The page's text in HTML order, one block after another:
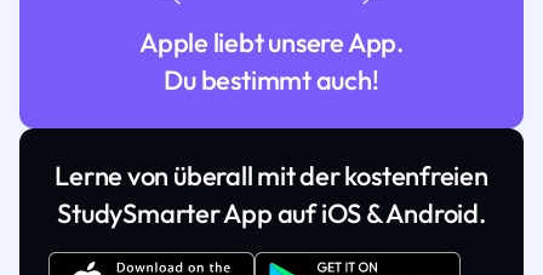
Apple liebt unsere App.
Du bestimmt auch!
Lerne von überall mit der kostenfreien
StudySmarter App auf iOS & Android.